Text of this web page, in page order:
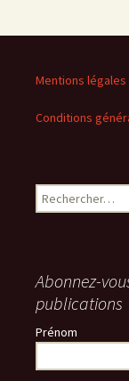
Mentions légales
Conditions
Rechercher :
Abonnez-
publications
Prénom